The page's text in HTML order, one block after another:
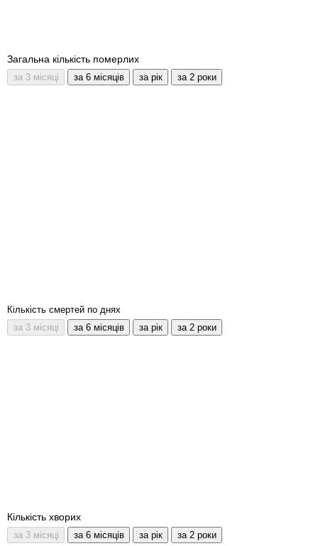
Загальна кількість померлих
Кількість смертей по днях
Кількість хворих